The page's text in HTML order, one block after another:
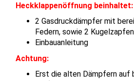
Heckklappenöffnung beinhaltet:
2 Gasdruckdämpfer mit
Federn, sowie 2 Kugelzapfen
Einbauanleitung
Achtung:
Erst die alten Dämpfern auf